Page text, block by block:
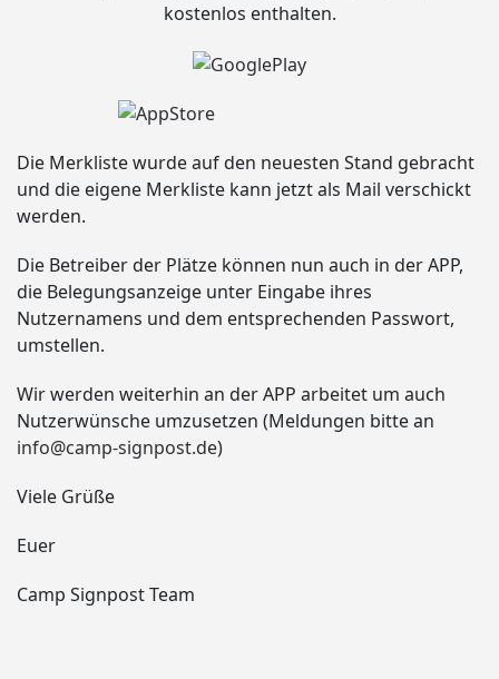
kostenlos enthalten.
Die Merkliste wurde auf den neuesten Stand gebracht
und die eigene Merkliste kann jetzt als Mail verschickt
werden.
Die Betreiber der Plätze können nun auch in der APP,
die Belegungsanzeige unter Eingabe ihres
Nutzernamens und dem entsprechenden Passwort,
umstellen.
Wir werden weiterhin an der APP arbeitet um auch
Nutzerwünsche umzusetzen (Meldungen bitte an
info@camp-signpost.de)
Viele Grüße
Euer
Camp Signpost Team